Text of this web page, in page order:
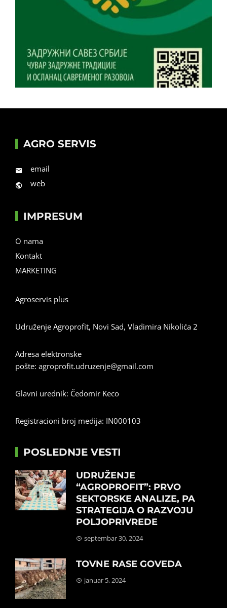
AGRO SERVIS
email
web
IMPRESUM
O nama
Kontakt
MARKETING
Agroservis plus
Udruženje Agroprofit, Novi Sad, Vladimira Nikolića 2
Adresa elektronske
pošte: agroprofit.udruzenje@gmail.com
Glavni urednik: Čedomir Keco
Registracioni broj medija: IN000103
POSLEDNJE VESTI
UDRUŽENJE
“AGROPROFIT”: PRVO
SEKTORSKE ANALIZE, PA
STRATEGIJA O RAZVOJU
POLJOPRIVREDE
septembar 30, 2024
TOVNE RASE GOVEDA
januar 5, 2024